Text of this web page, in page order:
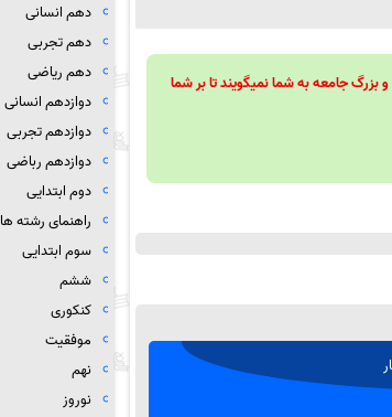
رهبری گروه، جمع و زیر دستانتان! 48 قانون که رهبران واقعی و بزرگ جامعه به شما نمیگویند تا بر شما
دهم انسانی
دهم تجربی
دهم ریاضی
دوازدهم انسانی
دوازدهم تجربی
دوازدهم رباضی
دوم ابتدایی
راهنمای رشته ها
سوم ابتدایی
ششم
کنکوری
موفقیت
نهم
نوروز